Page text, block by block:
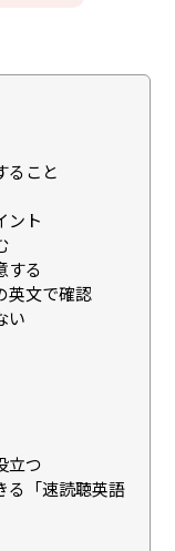
ること
ント
する
英文で確認
い
立つ
る「速読聴英語